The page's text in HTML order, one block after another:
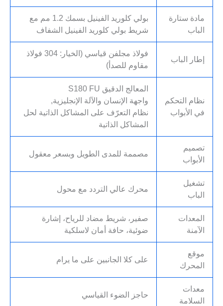
مادة ستارة
الباب
بولي كلوريد الفينيل بسمك 1.2 مم مع
شريط بولي كلوريد الفينيل الشفاف
إطار الباب
فولاذ مجلفن قياسي (الخيار: 304 فولاذ
مقاوم للصدأ)
نظام التحكم
في الأبواب
المعالج الدقيق S180 FU
واجهة الإنسان والآلة الإنجليزية,
نظام التعرّف على المشاكل الذاتية لحل
المشاكل الذاتية
تصميم
الأبواب
مصممة للمدى الطويل وبسعر معقول
تشغيل
الباب
محرك عالي التردد مع محول
المعدات
الآمنة
صفير، شريط مضاد للرياح، إشارة
ضوئية، حافة أمان لاسلكية
موقع
المحرك
على كلا الجانبين على ما يرام
معدات
السلامة
حاجز الضوء القياسي